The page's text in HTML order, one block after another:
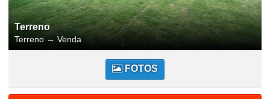
Terreno
Terreno → Venda
FOTOS